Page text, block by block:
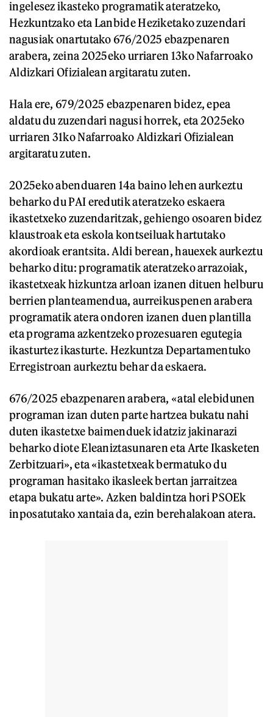
ingelesez ikasteko programatik ateratzeko,
Hezkuntzako eta Lanbide Heziketako zuzendari
nagusiak onartutako 676/2025 ebazpenaren
arabera, zeina 2025eko urriaren 13ko Nafarroako
Aldizkari Ofizialean argitaratu zuten.
Hala ere, 679/2025 ebazpenaren bidez, epea
aldatu du zuzendari nagusi horrek, eta 2025eko
urriaren 31ko Nafarroako Aldizkari Ofizialean
argitaratu zuten.
2025eko abenduaren 14a baino lehen aurkeztu
beharko du PAI eredutik ateratzeko eskaera
ikastetxeko zuzendaritzak, gehiengo osoaren bidez
klaustroak eta eskola kontseiluak hartutako
akordioak erantsita. Aldi berean, hauexek aurkeztu
beharko ditu: programatik ateratzeko arrazoiak,
ikastetxeak hizkuntza arloan izanen dituen helburu
berrien planteamendua, aurreikuspenen arabera
programatik atera ondoren izanen duen plantilla
eta programa azkentzeko prozesuaren egutegia
ikasturtez ikasturte. Hezkuntza Departamentuko
Erregistroan aurkeztu behar da eskaera.
676/2025 ebazpenaren arabera, «atal elebidunen
programan izan duten parte hartzea bukatu nahi
duten ikastetxe baimenduek idatziz jakinarazi
beharko diote Eleaniztasunaren eta Arte Ikasketen
Zerbitzuari», eta «ikastetxeak bermatuko du
programan hasitako ikasleek bertan jarraitzea
etapa bukatu arte». Azken baldintza hori PSOEk
inposatutako xantaia da, ezin berehalakoan atera.